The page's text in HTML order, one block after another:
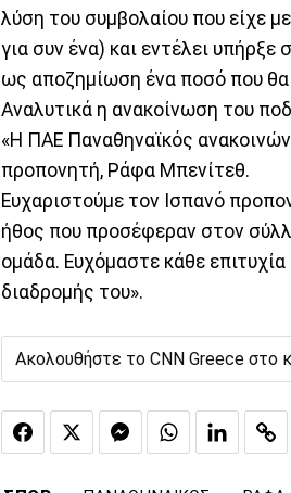
λύση του συμβολαίου που είχε
για συν ένα) και εντέλει
ως αποζημίωση ένα ποσό που θα
Αναλυτικά η ανακοίνωση του
«Η ΠΑΕ Παναθηναϊκός
προπονητή, Ράφα Μπενίτεθ.
Ευχαριστούμε τον Ισπανό
ήθος που προσέφεραν στον
ομάδα. Ευχόμαστε κάθε
διαδρομής του».
Ακολουθήστε το CNN Greece στο